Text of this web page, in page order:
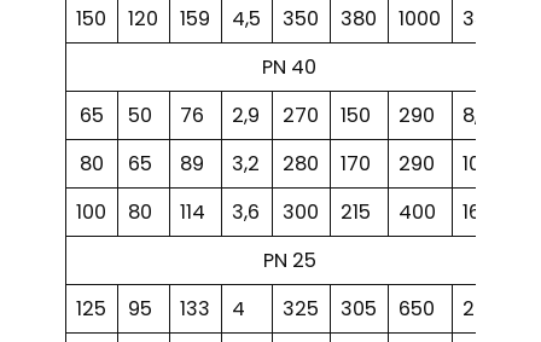
150
120 159 4,5 350 380 1000
33,6
PN 40
65
50 76 2,9 270 150 290
8,9
80
65 89 3,2 280 170 290
10,4
100
80 114 3,6 300 215 400
16
PN 25
125
95 133 4 325 305 650
26